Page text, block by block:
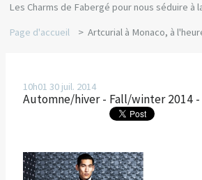
Les Charms de Fabergé pour nous séduire à
Page d'accueil
Artcurial à Monaco, à
10h01 30 juil. 2014
Automne/hiver - Fall/winter 2014